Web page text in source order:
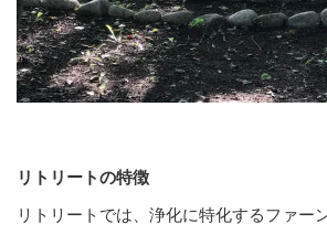
リトリートの特徴
リトリートでは、浄化に特化するファー